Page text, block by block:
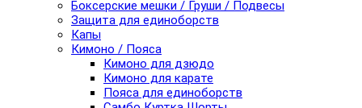
Боксерские мешки / Груши / Подвесы
Защита для единоборств
Капы
Кимоно / Пояса
Кимоно для дзюдо
Кимоно для карате
Пояса для единоборств